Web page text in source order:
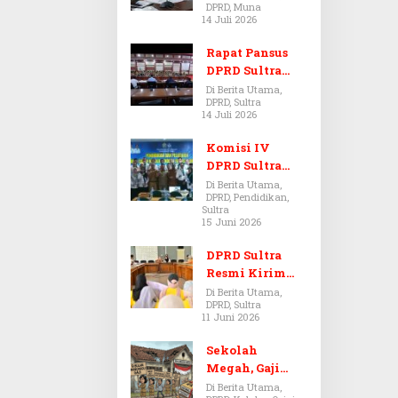
Dugaan Jual
Beli Tanah
Bermasalah di
Muna
DPRD, Muna
14 Juli 2026
Rapat Pansus
DPRD Sultra
Diskors Dua
Kali Akibat
Ketidakhadira
n Pj Sekda
Di Berita Utama,
DPRD, Sultra
14 Juli 2026
Komisi IV
DPRD Sultra
Kawal Hak
Guru,
Rencanakan
Pendidikan
Di Berita Utama,
DPRD, Pendidikan,
Sultra
15 Juni 2026
DPRD Sultra
Resmi Kirim
Aspirasi Tolak
Peraturan
BPOM No. 5
Tahun 2026 ke
Komisi IX DPR
Di Berita Utama,
DPRD, Sultra
11 Juni 2026
Sekolah
Megah, Gaji
Guru Berdarah-
Di Berita Utama,